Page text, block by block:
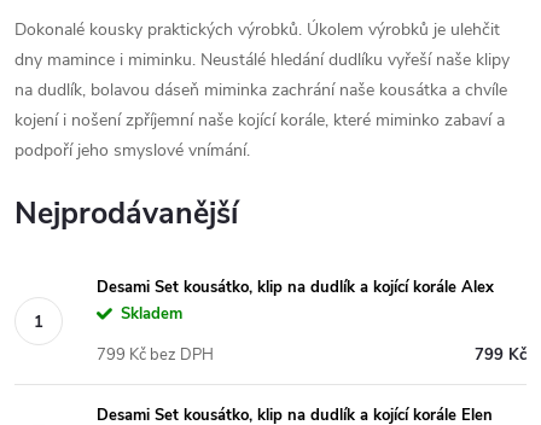
Dokonalé kousky praktických výrobků. Úkolem výrobků je ulehčit
dny mamince i miminku. Neustálé hledání dudlíku vyřeší naše klipy
na dudlík, bolavou dáseň miminka zachrání naše kousátka a chvíle
kojení i nošení zpříjemní naše kojící korále, které miminko zabaví a
podpoří jeho smyslové vnímání.
Nejprodávanější
Desami Set kousátko, klip na dudlík a kojící korále Alex
Skladem
799 Kč
799 Kč bez DPH
Desami Set kousátko, klip na dudlík a kojící korále Elen